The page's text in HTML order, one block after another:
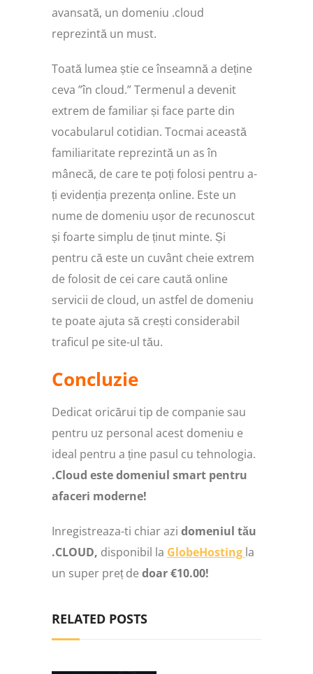
avansată, un domeniu .cloud
reprezintă un must.
Toată lumea știe ce înseamnă a deține
ceva ”în cloud.” Termenul a devenit
extrem de familiar și face parte din
vocabularul cotidian. Tocmai această
familiaritate reprezintă un as în
mânecă, de care te poți folosi pentru a-
ți evidenția prezența online. Este un
nume de domeniu ușor de recunoscut
și foarte simplu de ținut minte. Și
pentru că este un cuvânt cheie extrem
de folosit de cei care caută online
servicii de cloud, un astfel de domeniu
te poate ajuta să crești considerabil
traficul pe site-ul tău.
Concluzie
Dedicat oricărui tip de companie sau
pentru uz personal acest domeniu e
ideal pentru a ține pasul cu tehnologia.
.Cloud este domeniul smart pentru
afaceri moderne!
Inregistreaza-ti chiar azi domeniul tău
.CLOUD, disponibil la GlobeHosting la
un super preț de doar €10.00!
RELATED POSTS